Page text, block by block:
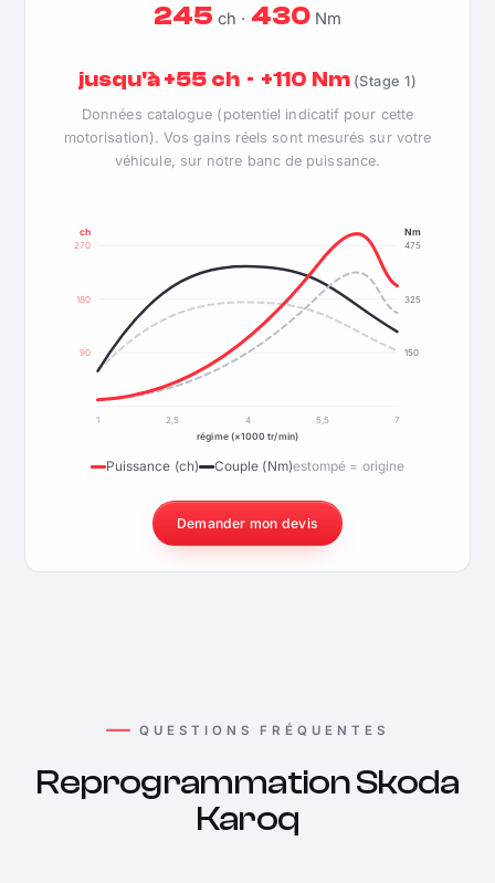
245 ch · 430Nm
jusqu'à +55 ch · +110 Nm (Stage 1)
Données catalogue (potentiel indicatif pour cette
motorisation). Vos gains réels sont mesurés sur votre
véhicule, sur notre banc de puissance.
90
180
270
150
325
475
ch Nm
1 2,5 4 5,5
7
régime (×1000 tr/min)
Puissance (ch) Couple (Nm)estompé = origine
Demander mon devis
QUESTIONS FRÉQUENTES
Reprogrammation Skoda
Karoq